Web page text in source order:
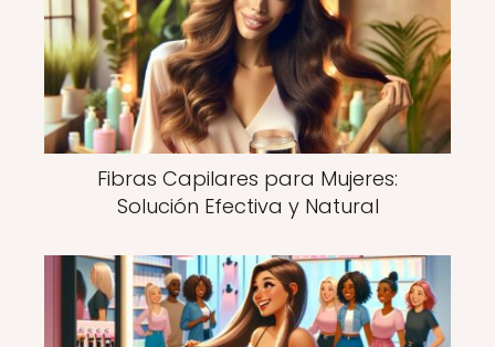
Fibras Capilares para Mujeres:
Solución Efectiva y Natural